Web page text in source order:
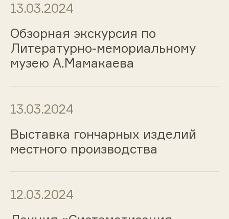
13.03.2024
Обзорная экскурсия по
Литературно-мемориальному
музею А.Мамакаева
13.03.2024
Выставка гончарных изделий
местного производства
12.03.2024